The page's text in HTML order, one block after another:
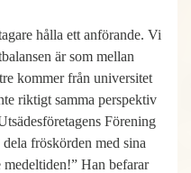
hålla ett anförande. Vi
är som mellan
kommer från universitet
riktigt samma perspektiv
Förening
fröskörden med sina
Han befarar